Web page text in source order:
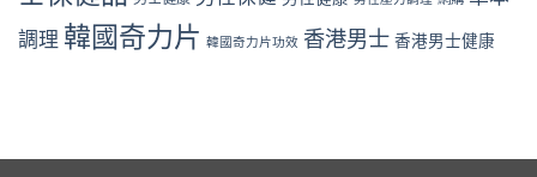
港
與
調理 韓國奇力片 韓國奇力片功效 香港男士 香港男士健康